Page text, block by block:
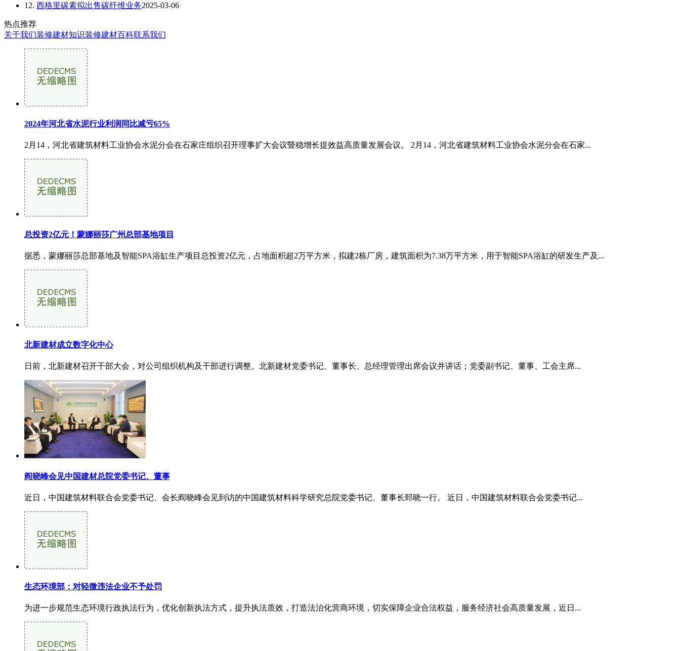
12. 西格里碳素拟出售碳纤维业务2025-03-06
热点推荐
关于我们装修建材知识装修建材百科联系我们
2024年河北省水泥行业利润同比减亏65%
2月14，河北省建筑材料工业协会水泥分会在石家庄组织召开理事扩大会议暨稳增长提效益高质量发展会议。 2月14，河北省建筑材料工业协会水泥分会在石家...
总投资2亿元！蒙娜丽莎广州总部基地项目
据悉，蒙娜丽莎总部基地及智能SPA浴缸生产项目总投资2亿元，占地面积超2万平方米，拟建2栋厂房，建筑面积为7.38万平方米，用于智能SPA浴缸的研发生产及...
北新建材成立数字化中心
日前，北新建材召开干部大会，对公司组织机构及干部进行调整。北新建材党委书记、董事长、总经理管理出席会议并讲话；党委副书记、董事、工会主席...
阎晓峰会见中国建材总院党委书记、董事
近日，中国建筑材料联合会党委书记、会长阎晓峰会见到访的中国建筑材料科学研究总院党委书记、董事长郅晓一行。 近日，中国建筑材料联合会党委书记...
生态环境部：对轻微违法企业不予处罚
为进一步规范生态环境行政执法行为，优化创新执法方式，提升执法质效，打造法治化营商环境，切实保障企业合法权益，服务经济社会高质量发展，近日...